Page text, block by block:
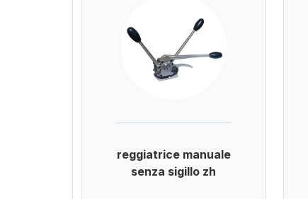
reggiatrice manuale
senza sigillo zh